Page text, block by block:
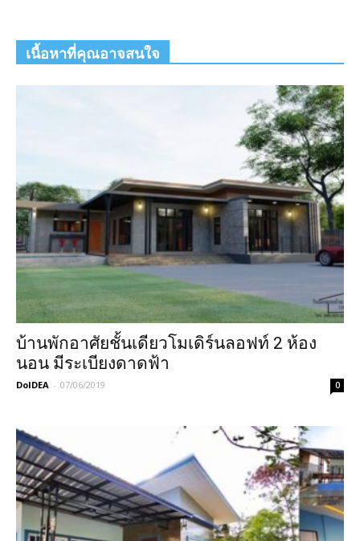
เนื้อหาที่คุณอาจสนใจ
บ้านพักอาศัยชั้นเดียวโมเดิร์นลอฟท์ 2 ห้อง
นอน มีระเบียงดาดฟ้า
DoIDEA - 07/06/2019 0